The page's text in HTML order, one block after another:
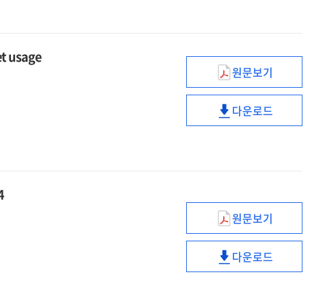
검토
보고서
usage
(2024)
인터넷이용
실태조사
=
usage
원문보기
(2024)
on
the
internet
usage
다운로드
한국인터넷백서
=
Korea
internet
원문보기
한국인터넷백서
다운로드